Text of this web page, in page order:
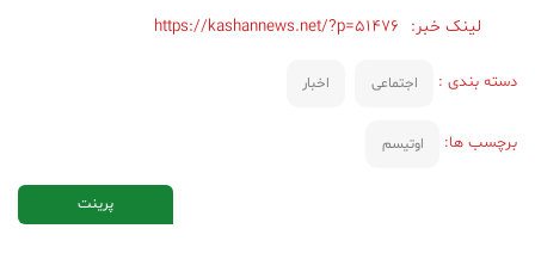
لینک خبر: https://kashannews.net/?p=51476
دسته بندی : اجتماعی اخبار
برچسب ها: اوتیسم
پرینت